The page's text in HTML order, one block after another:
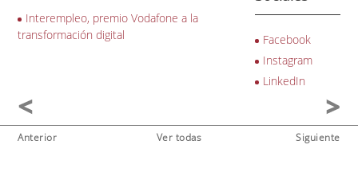
Interempleo, premio Vodafone a la
transformación digital
Facebook
Instagram
LinkedIn
Anterior Ver todas Siguiente